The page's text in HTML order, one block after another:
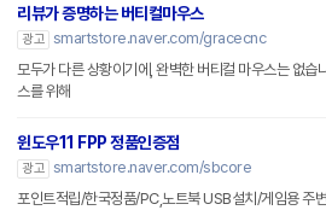
리뷰가 증명하는 버티컬마우스
광고 smartstore.naver.com/gracecnc
모두가 다른 상황이기에, 완벽한 버티컬 마우스는 없습
스를 위해
윈도우11 FPP 정품인증점
광고 smartstore.naver.com/sbcore
포인트적립/한국정품/PC,노트북 USB설치/게임용 주